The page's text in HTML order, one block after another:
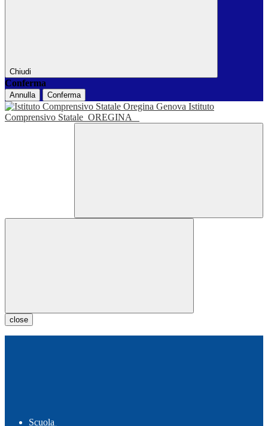
Chiudi
Conferma
Annulla Conferma
Istituto
Comprensivo Statale OREGINA
close
Scuola